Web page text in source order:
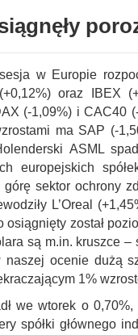
w Europie
oraz IBEX
(-1,09%) i CAC40
ma SAP (-
ASML
europejskich
górę sektor ochrony
L’Oreal
osiągnięty został
są m.in. kruszce
naszej ocenie dużą
1%
we wtorek o
spółki głównego